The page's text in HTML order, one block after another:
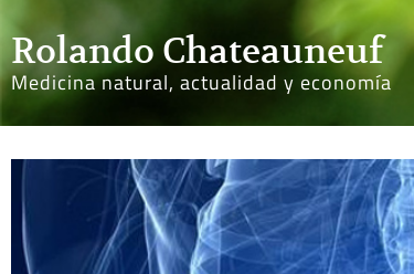
Rolando Chateauneuf
Medicina natural, actualidad y economía